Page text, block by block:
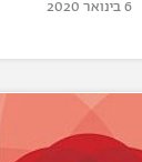
6 בינואר 2020